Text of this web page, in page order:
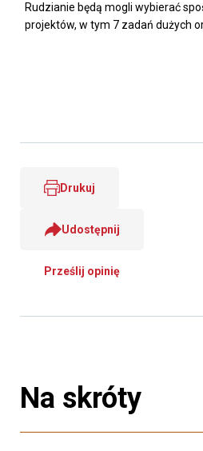
Rudzianie będą mogli wybierać
projektów, w tym 7 zadań dużych
Drukuj
Udostępnij
Prześlij opinię
Na skróty